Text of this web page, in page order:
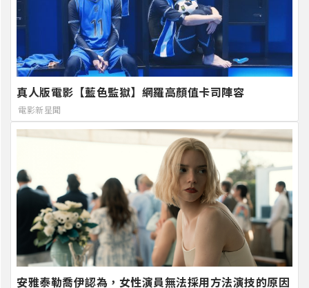
真人版電影【藍色監獄】網羅高顏值卡司陣容
電影新星聞
安雅泰勒喬伊認為，女性演員無法採用方法演技的原因